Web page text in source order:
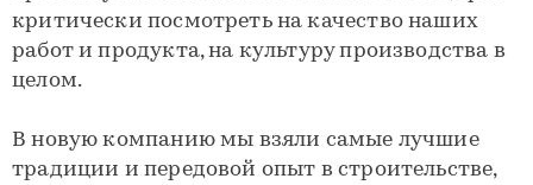
критически посмотреть на качество наших
работ и продукта, на культуру производства в
целом.
В новую компанию мы взяли самые лучшие
традиции и передовой опыт в строительстве,